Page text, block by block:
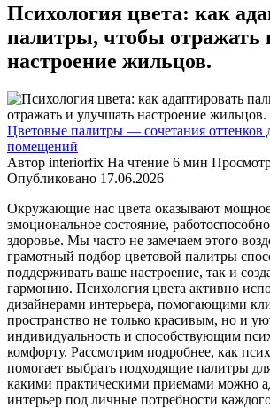
Психология цвета: как
палитры, чтобы отражать
настроение жильцов.
Цветовые палитры — сочетания оттенков
помещений
Автор interiorfix На чтение 6 мин
Опубликовано 17.06.2026
Окружающие нас цвета оказывают
эмоциональное состояние,
здоровье. Мы часто не замечаем этого
грамотный подбор цветовой палитры
поддерживать ваше настроение, так и
гармонию. Психология цвета активно
дизайнерами интерьера, помогающими
пространство не только красивым, но и
индивидуальность и способствующим
комфорту. Рассмотрим подробнее, как
помогает выбрать подходящие палитры
какими практическими приемами можно
интерьер под личные потребности